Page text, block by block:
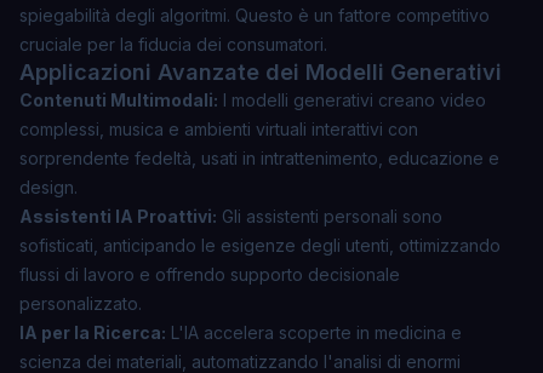
spiegabilità degli algoritmi. Questo è un fattore competitivo
cruciale per la fiducia dei consumatori.
Applicazioni Avanzate dei Modelli Generativi
Contenuti Multimodali: I modelli generativi creano video
complessi, musica e ambienti virtuali interattivi con
sorprendente fedeltà, usati in intrattenimento, educazione e
design.
Assistenti IA Proattivi: Gli assistenti personali sono
sofisticati, anticipando le esigenze degli utenti, ottimizzando
flussi di lavoro e offrendo supporto decisionale
personalizzato.
IA per la Ricerca: L'IA accelera scoperte in medicina e
scienza dei materiali, automatizzando l'analisi di enormi